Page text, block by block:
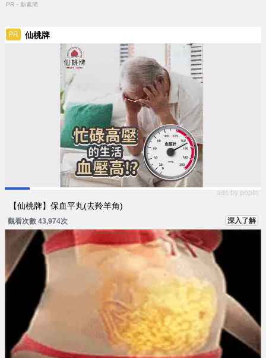
PR・新素簡
PR 仙桃牌
ads by popIn
【仙桃牌】保血平丸(去羚羊角)
觀看次數 43,974次 深入了解